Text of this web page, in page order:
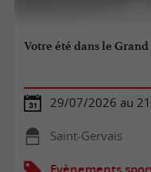
Votre été dans le
29/07/2026 au
Saint-Gervais